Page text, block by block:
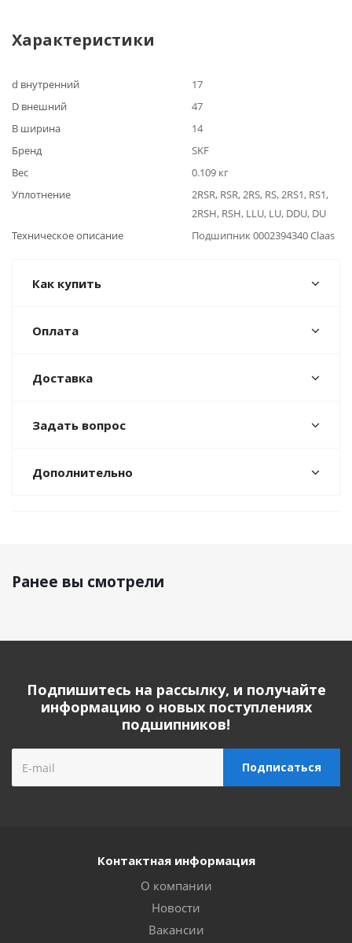
Характеристики
d внутренний
17
D внешний
47
B ширина
14
Бренд
SKF
Вес
0.109 кг
Уплотнение
2RSR, RSR, 2RS, RS, 2RS1, RS1,
2RSH, RSH, LLU, LU, DDU, DU
Техническое описание
Подшипник 0002394340 Claas
Как купить
Оплата
Доставка
Задать вопрос
Дополнительно
Ранее вы смотрели
Подпишитесь на рассылку, и получайте
информацию о новых поступлениях
подшипников!
Контактная информация
О компании
Новости
Вакансии